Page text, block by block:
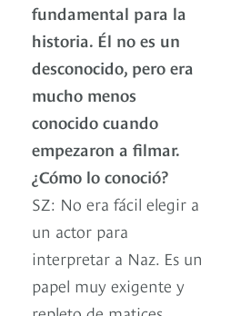
fundamental para la
historia. Él no es un
desconocido, pero era
mucho menos
conocido cuando
empezaron a filmar.
¿Cómo lo conoció?
SZ: No era fácil elegir a
un actor para
interpretar a Naz. Es un
papel muy exigente y